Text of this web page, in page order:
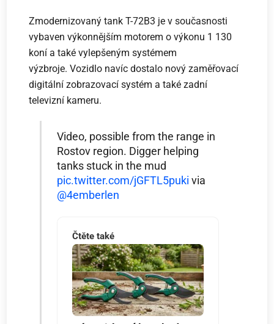
Zmodernizovaný tank T-72B3 je v současnosti
vybaven výkonnějším motorem o výkonu 1 130
koní a také vylepšeným systémem
výzbroje. Vozidlo navíc dostalo nový zaměřovací
digitální zobrazovací systém a také zadní
televizní kameru.
Video, possible from the range in
Rostov region. Digger helping
tanks stuck in the mud
pic.twitter.com/jGFTL5puki via
@4emberlen
Čtěte také